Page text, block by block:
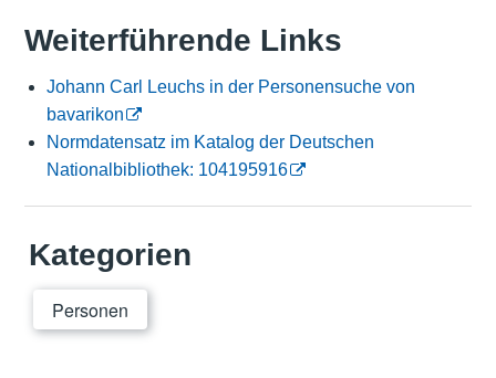
Weiterführende Links
Johann Carl Leuchs in der Personensuche von
bavarikon
Normdatensatz im Katalog der Deutschen
Nationalbibliothek: 104195916
Kategorien
Personen